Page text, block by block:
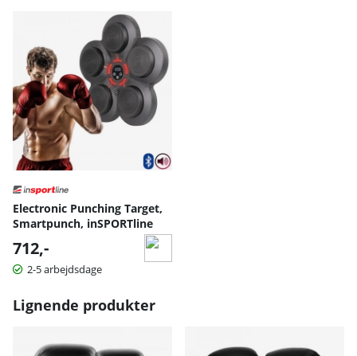
Electronic Punching Target,
Smartpunch, inSPORTline
712,-
2-5 arbejdsdage
Lignende produkter